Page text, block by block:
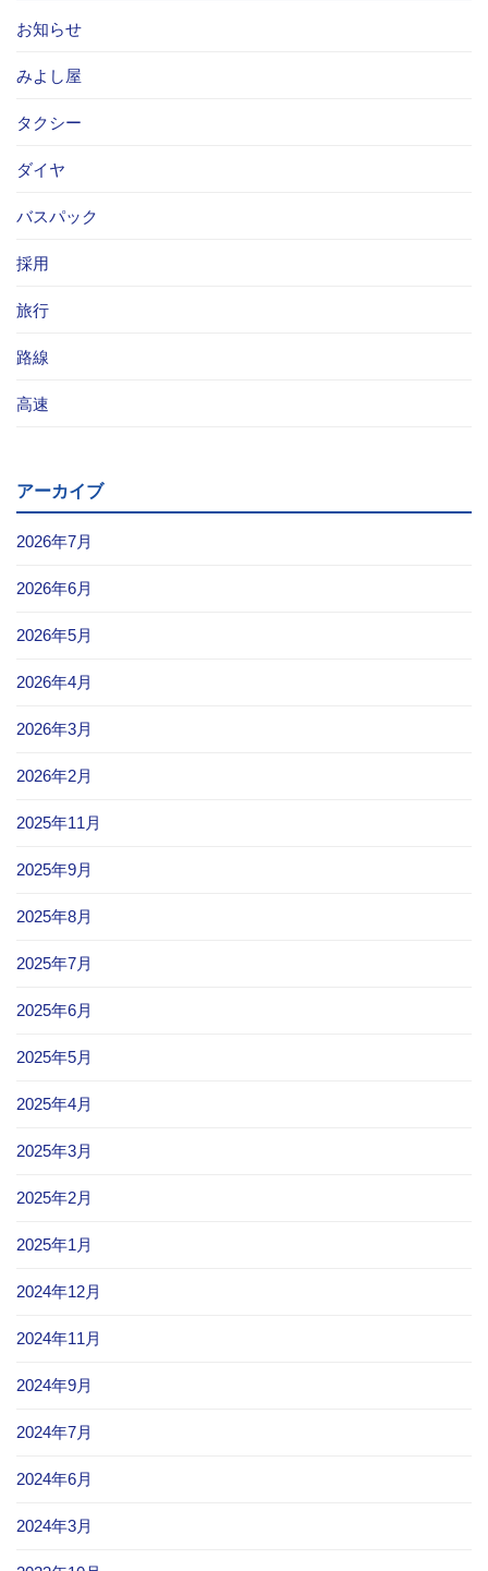
備北交通の歴史（アルバム）
リンク
お知らせ
みよし屋
タクシー
ダイヤ
バスパック
採用
旅行
路線
高速
アーカイブ
2026年7月
2026年6月
2026年5月
2026年4月
2026年3月
2026年2月
2025年11月
2025年9月
2025年8月
2025年7月
2025年6月
2025年5月
2025年4月
2025年3月
2025年2月
2025年1月
2024年12月
2024年11月
2024年9月
2024年7月
2024年6月
2024年3月